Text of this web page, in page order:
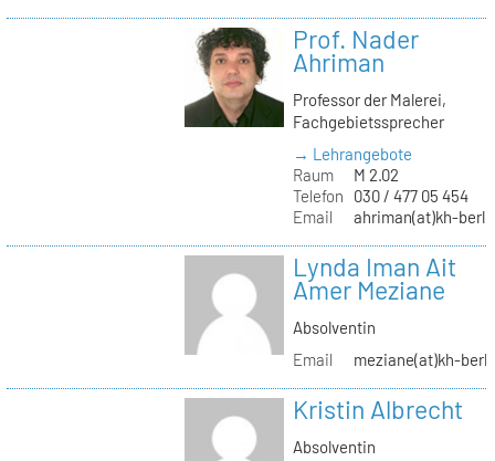
Prof. Nader
Ahriman
Professor der Malerei,
Fachgebietssprecher
→ Lehrangebote
Raum
M 2.02
Telefon
030 / 477 05 454
Email
ahriman(at)kh-
Lynda Iman Ait
Amer Meziane
Absolventin
Email
meziane(at)kh-
Kristin Albrecht
Absolventin